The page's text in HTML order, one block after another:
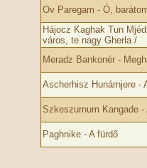
Ov Paregam - Ó,
Hájocz Kaghak Tun
város, te nagy Gherla /
Meradz Bankonér -
Ascherhisz Hunárnjere -
Szkeszurnum Kangade
Paghnike - A fürdő